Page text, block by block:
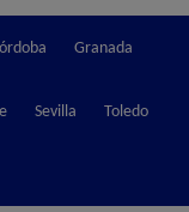
Granada
Sevilla Toledo